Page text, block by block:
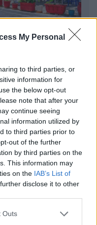
My Personal
to third parties, or
information for
the below opt-out
note that after your
continue seeing
information utilized by
to third parties prior to
out of the further
by third parties on the
This information may
on the IAB’s List of
disclose it to other
one or more Google
Outs
που αξίζει να
τη βαλίτσα
που θα λατρέψετε